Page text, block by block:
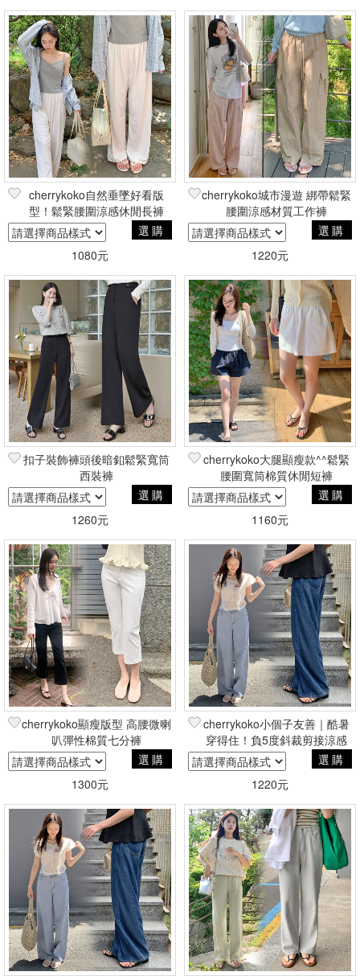
cherrykoko自然垂墜好看版
型！鬆緊腰圍涼感休閒長褲
選購
1080元
cherrykoko城市漫遊 綁帶鬆緊
腰圍涼感材質工作褲
選購
1220元
扣子裝飾褲頭後暗釦鬆緊寬筒
西裝褲
選購
1260元
cherrykoko大腿顯瘦款^^鬆緊
腰圍寬筒棉質休閒短褲
選購
1160元
cherrykoko顯瘦版型 高腰微喇
叭彈性棉質七分褲
選購
1300元
cherrykoko小個子友善｜酷暑
穿得住！負5度斜裁剪接涼感
天絲牛仔直筒寬褲選購
1220元